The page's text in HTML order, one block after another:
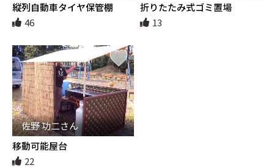
縦列自動車タイヤ保管棚
46
折りたたみ式ゴミ置場
13
佐野 功二さん
移動可能屋台
22